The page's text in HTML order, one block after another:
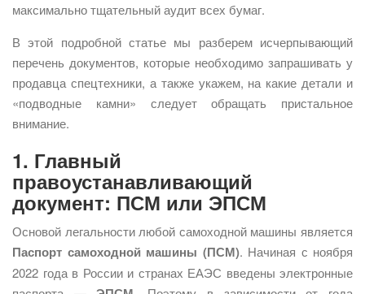
максимально тщательный аудит всех бумаг.
В этой подробной статье мы разберем исчерпывающий
перечень документов, которые необходимо запрашивать у
продавца спецтехники, а также укажем, на какие детали и
«подводные камни» следует обращать пристальное
внимание.
1. Главный
правоустанавливающий
документ: ПСМ или ЭПСМ
Основой легальности любой самоходной машины является
Паспорт самоходной машины (ПСМ). Начиная с ноября
2022 года в России и странах ЕАЭС введены электронные